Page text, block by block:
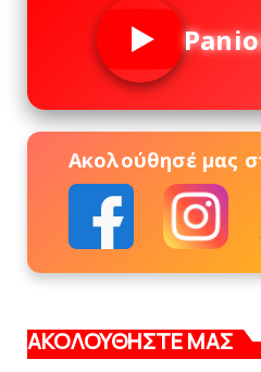
Ακολούθησέ μας
ΑΚΟΛΟΥΘΗΣΤΕ ΜΑΣ